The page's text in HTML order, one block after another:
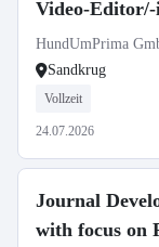
Video-
HundUmPrima
Sandkrug
Vollzeit
24.07.2026
Journal
with focus on